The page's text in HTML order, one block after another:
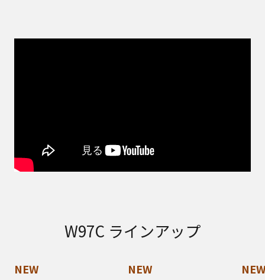
W97C ラインアップ
NEW NEW NEW